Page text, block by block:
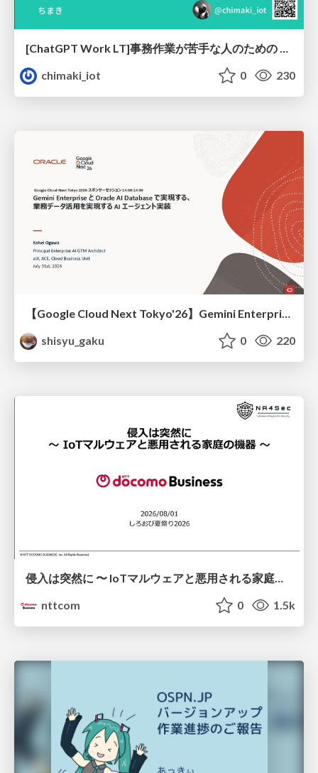
[ChatGPT Work LT]事務作業が苦手な人のための バックオフィスの「半」自動化
chimaki_iot
0 230
shisyu_gaku
0 220
侵入は突然に 〜 IoTマルウェアと悪用される家庭の機器 ～ / When Intrusion Strikes: IoT Malware and the Abuse of Home Devices
nttcom
0 1.5k